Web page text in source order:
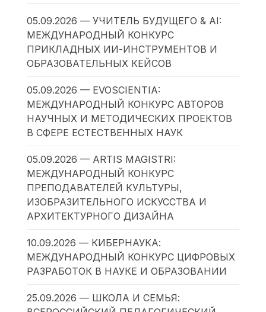
05.09.2026 — УЧИТЕЛЬ БУДУЩЕГО & AI:
МЕЖДУНАРОДНЫЙ КОНКУРС
ПРИКЛАДНЫХ ИИ-ИНСТРУМЕНТОВ И
ОБРАЗОВАТЕЛЬНЫХ КЕЙСОВ
05.09.2026 — EVOSCIENTIA:
МЕЖДУНАРОДНЫЙ КОНКУРС АВТОРОВ
НАУЧНЫХ И МЕТОДИЧЕСКИХ ПРОЕКТОВ
В СФЕРЕ ЕСТЕСТВЕННЫХ НАУК
05.09.2026 — ARTIS MAGISTRI:
МЕЖДУНАРОДНЫЙ КОНКУРС
ПРЕПОДАВАТЕЛЕЙ КУЛЬТУРЫ,
ИЗОБРАЗИТЕЛЬНОГО ИСКУССТВА И
АРХИТЕКТУРНОГО ДИЗАЙНА
10.09.2026 — КИБЕРНАУКА:
МЕЖДУНАРОДНЫЙ КОНКУРС ЦИФРОВЫХ
РАЗРАБОТОК В НАУКЕ И ОБРАЗОВАНИИ
25.09.2026 — ШКОЛА И СЕМЬЯ: